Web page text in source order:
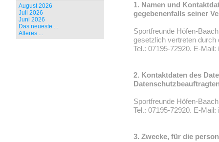
August 2026
Juli 2026
Juni 2026
Das neueste ...
Älteres ...
1. Namen und
gegebenenfalls seiner
Sportfreunde Höfen-
gesetzlich vertreten durch
Tel.: 07195-72920. E-
2. Kontaktdaten des
Sportfreunde Höfen-
Tel.: 07195-72920. E-
3. Zwecke, für die